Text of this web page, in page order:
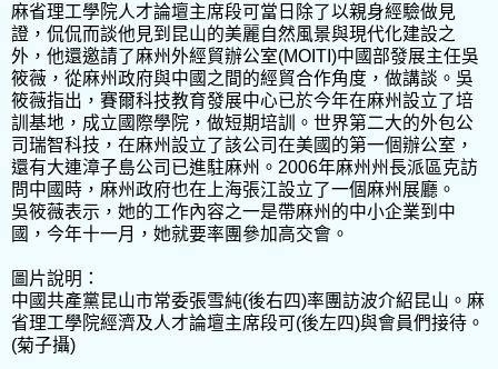
麻省理工學院人才論壇主席段可當日除了以親身經驗做見
證，侃侃而談他見到昆山的美麗自然風景與現代化建設之
外，他還邀請了麻州外經貿辦公室(MOITI)中國部發展主任吳
筱薇，從麻州政府與中國之間的經貿合作角度，做講談。吳
筱薇指出，賽爾科技教育發展中心已於今年在麻州設立了培
訓基地，成立國際學院，做短期培訓。世界第二大的外包公
司瑞智科技，在麻州設立了該公司在美國的第一個辦公室，
還有大連漳子島公司已進駐麻州。2006年麻州州長派區克訪
問中國時，麻州政府也在上海張江設立了一個麻州展廳。
吳筱薇表示，她的工作內容之一是帶麻州的中小企業到中
國，今年十一月，她就要率團參加高交會。
圖片說明：
中國共產黨昆山市常委張雪純(後右四)率團訪波介紹昆山。麻
省理工學院經濟及人才論壇主席段可(後左四)與會員們接待。
(菊子攝)